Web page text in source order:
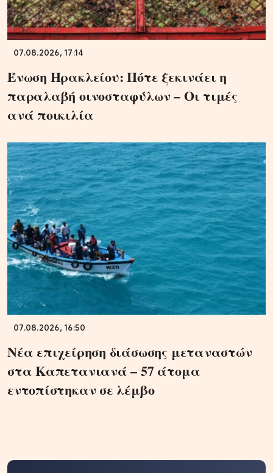
07.08.2026, 17:14
Ένωση Ηρακλείου: Πότε ξεκινάει η
παραλαβή οινοσταφύλων – Οι τιμές
ανά ποικιλία
07.08.2026, 16:50
Νέα επιχείρηση διάσωσης μεταναστών
στα Καπετανιανά – 57 άτομα
εντοπίστηκαν σε λέμβο